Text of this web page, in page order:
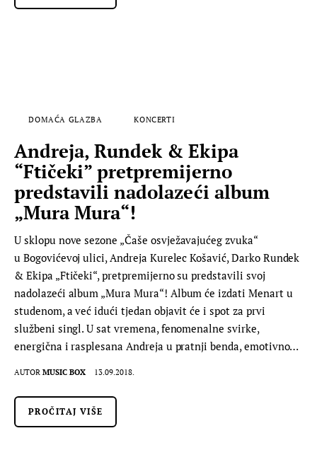
DOMAĆA GLAZBA KONCERTI
Andreja, Rundek & Ekipa
“Ftičeki” pretpremijerno
predstavili nadolazeći album
„Mura Mura“!
U sklopu nove sezone „Čaše osvježavajućeg zvuka“
u Bogovićevoj ulici, Andreja Kurelec Košavić, Darko Rundek
& Ekipa „Ftičeki“, pretpremijerno su predstavili svoj
nadolazeći album „Mura Mura“! Album će izdati Menart u
studenom, a već idući tjedan objavit će i spot za prvi
službeni singl. U sat vremena, fenomenalne svirke,
energična i rasplesana Andreja u pratnji benda, emotivno…
AUTOR MUSIC BOX 13.09.2018.
PROČITAJ VIŠE